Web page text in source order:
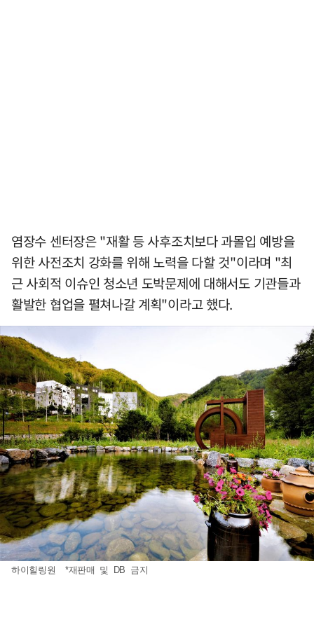
염장수 센터장은 "재활 등 사후조치보다 과몰입 예방을
위한 사전조치 강화를 위해 노력을 다할 것"이라며 "최
근 사회적 이슈인 청소년 도박문제에 대해서도 기관들과
활발한 협업을 펼쳐나갈 계획"이라고 했다.
하이힐링원 *재판매 및 DB 금지